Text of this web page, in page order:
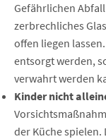
Gefährlichen
zerbrechliches
offen liegen
entsorgt werden,
verwahrt werden
Kinder nicht
der Küche